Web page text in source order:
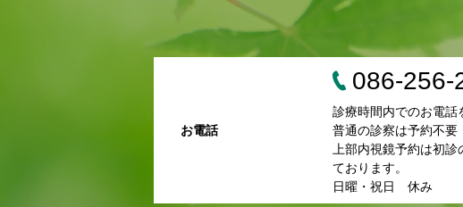
お電話
086-256-
診療時間内でのお電話
普通の診察は予約不要
上部内視鏡予約は初
ております。
日曜・祝日 休み